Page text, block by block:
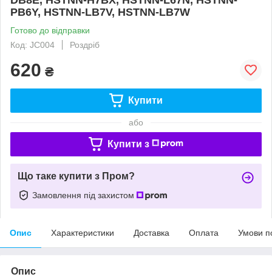
PB6Y, HSTNN-LB7V, HSTNN-LB7W
Готово до відправки
Код: JC004
Роздріб
620 ₴
Купити
або
Купити з
Що таке купити з Пром?
Замовлення під захистом
Опис Характеристики Доставка Оплата Умови
Опис